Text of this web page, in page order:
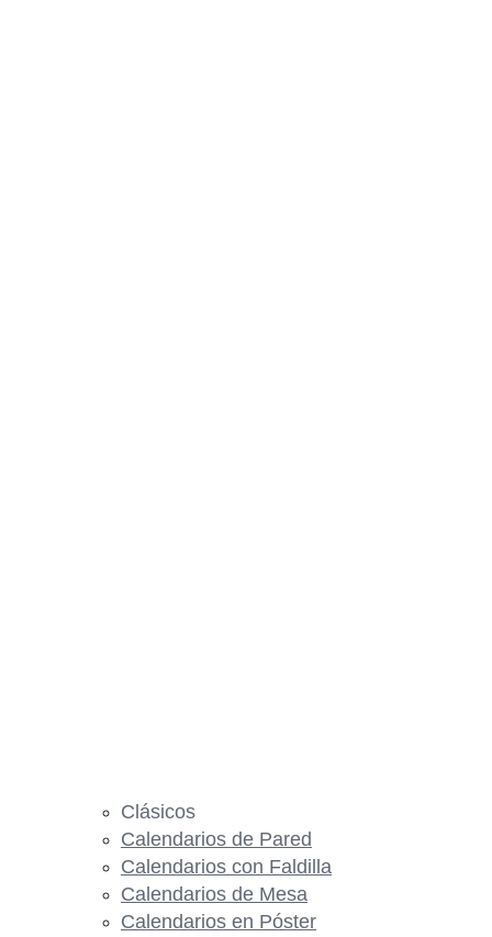
Clásicos
Calendarios de Pared
Calendarios con Faldilla
Calendarios de Mesa
Calendarios en Póster